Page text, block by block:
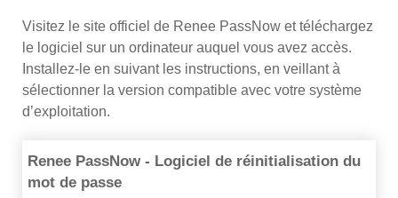
Visitez le site officiel de Renee PassNow et téléchargez
le logiciel sur un ordinateur auquel vous avez accès.
Installez-le en suivant les instructions, en veillant à
sélectionner la version compatible avec votre système
d’exploitation.
Renee PassNow - Logiciel de réinitialisation du
mot de passe